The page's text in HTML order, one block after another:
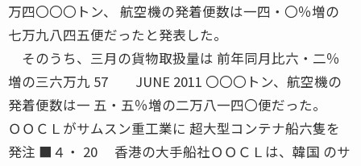
万四〇〇〇トン、 航空機の発着便数は一四・〇％増の
七万九八四五便だったと発表した。
そのうち、三月の貨物取扱量は 前年同月比六・二％
増の三六万九 57 JUNE 2011 〇〇〇トン、航空機の
発着便数は一 五・五％増の二万八一四〇便だった。
ＯＯＣＬがサムスン重工業に 超大型コンテナ船六隻を
発注 ■４・ 20 香港の大手船社ＯＯＣＬは、韓国 のサ